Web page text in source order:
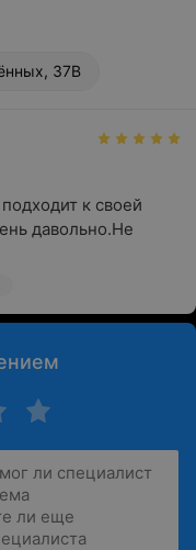
37В
к своей
давольно.Не